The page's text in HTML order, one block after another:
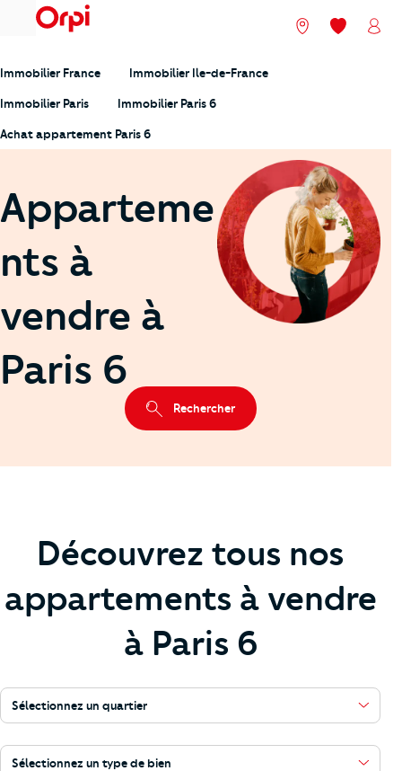
menu Nos agences
Mes
Immobilier France Immobilier Ile-de-France
Immobilier Paris Immobilier Paris 6
Achat appartement Paris 6
Apparteme
nts à
vendre à
Paris 6
Rechercher
Découvrez tous nos
appartements à vendre
à Paris 6
Sélectionnez un quartier
Sélectionnez un type de bien